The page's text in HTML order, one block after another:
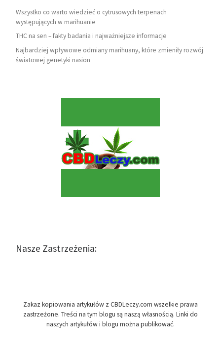
Wszystko co warto wiedzieć o cytrusowych terpenach
występujących w marihuanie
THC na sen – fakty badania i najważniejsze informacje
Najbardziej wpływowe odmiany marihuany, które zmieniły rozwój
światowej genetyki nasion
Nasze Zastrzeżenia:
Zakaz kopiowania artykułów z CBDLeczy.com wszelkie prawa
zastrzeżone. Treści na tym blogu są naszą własnością. Linki do
naszych artykułów i blogu można publikować.